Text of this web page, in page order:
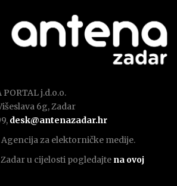
j.d.o.o.
6g, Zadar
desk@antenazadar.hr
za elektorničke medije.
u cijelosti pogledajte na ovoj